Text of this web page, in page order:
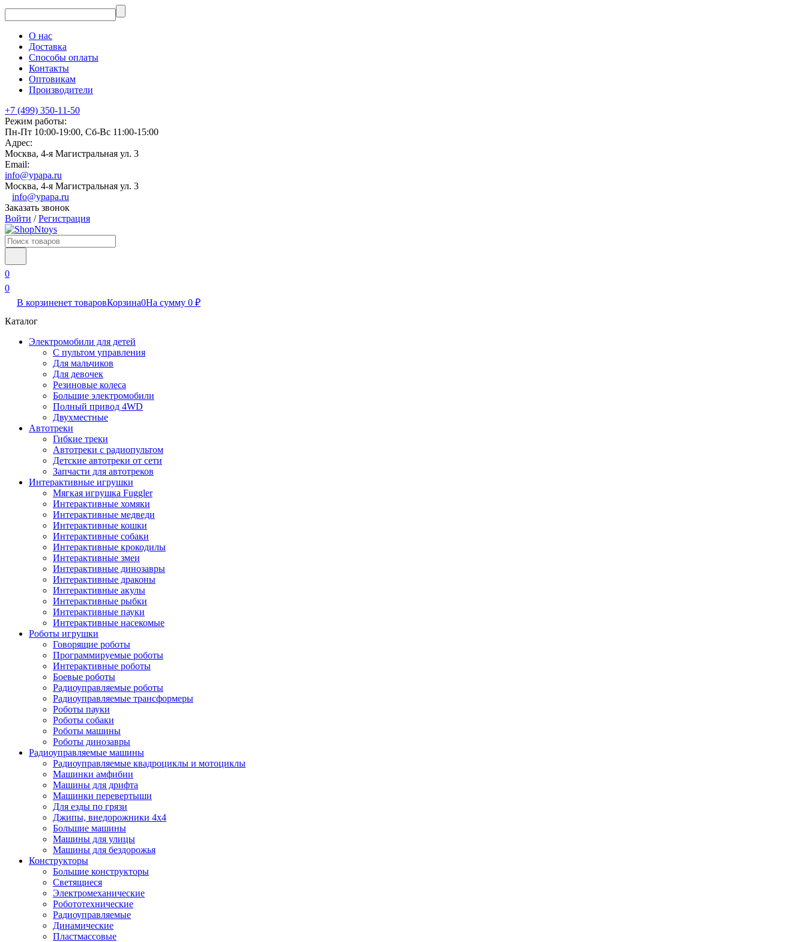
О нас
Доставка
Способы оплаты
Контакты
Оптовикам
Производители
+7 (499) 350-11-50
Режим работы:
Пн-Пт 10:00-19:00, Сб-Вс 11:00-15:00
Адрес:
Москва, 4-я Магистральная ул. 3
Email:
info@ypapa.ru
Москва, 4-я Магистральная ул. 3
info@ypapa.ru
Заказать звонок
Войти /Регистрация
0
0
В корзиненет товаровКорзина0На сумму 0 ₽
Каталог
Электромобили для детей
С пультом управления
Для мальчиков
Для девочек
Резиновые колеса
Большие электромобили
Полный привод 4WD
Двухместные
Автотреки
Гибкие треки
Автотреки с радиопультом
Детские автотреки от сети
Запчасти для автотреков
Интерактивные игрушки
Мягкая игрушка Fuggler
Интерактивные хомяки
Интерактивные медведи
Интерактивные кошки
Интерактивные собаки
Интерактивные крокодилы
Интерактивные змеи
Интерактивные динозавры
Интерактивные драконы
Интерактивные акулы
Интерактивные рыбки
Интерактивные пауки
Интерактивные насекомые
Роботы игрушки
Говорящие роботы
Программируемые роботы
Интерактивные роботы
Боевые роботы
Радиоуправляемые роботы
Радиоуправляемые трансформеры
Роботы пауки
Роботы собаки
Роботы машины
Роботы динозавры
Радиоуправляемые машины
Радиоуправляемые квадроциклы и мотоциклы
Машинки амфибии
Машины для дрифта
Машинки перевертыши
Для езды по грязи
Джипы, внедорожники 4x4
Большие машины
Машины для улицы
Машины для бездорожья
Конструкторы
Большие конструкторы
Светящиеся
Электромеханические
Робототехнические
Радиоуправляемые
Динамические
Пластмассовые